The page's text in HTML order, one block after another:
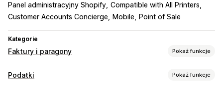
Panel administracyjny Shopify Compatible with All Printers
Customer Accounts Concierge
Mobile Point of Sale
Kategorie
Faktury i paragony Pokaż funkcje
Typy dokumentów
Podatki Pokaż funkcje